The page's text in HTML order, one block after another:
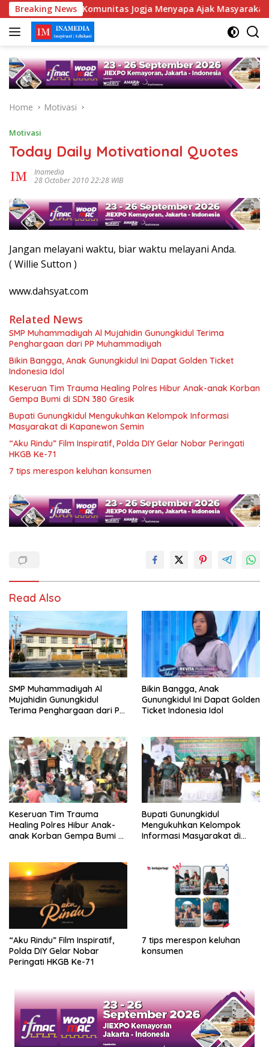
Skip
to
content
Breaking News
Hoaks, Komunitas Jogja Menyapa Ajak Masyarakat Lebih
Home Motivasi
Motivasi
Today Daily Motivational Quotes
Inamedia
28 October 2010 22:28 WIB
Jangan melayani waktu, biar waktu melayani Anda.
( Willie Sutton )
www.dahsyat.com
Related News
SMP Muhammadiyah Al Mujahidin Gunungkidul Terima
Penghargaan dari PP Muhammadiyah
Bikin Bangga, Anak Gunungkidul Ini Dapat Golden Ticket
Indonesia Idol
Keseruan Tim Trauma Healing Polres Hibur Anak-anak Korban
Gempa Bumi di SDN 380 Gresik
Bupati Gunungkidul Mengukuhkan Kelompok Informasi
Masyarakat di Kapanewon Semin
“Aku Rindu” Film Inspiratif, Polda DIY Gelar Nobar Peringati
HKGB Ke-71
7 tips merespon keluhan konsumen
Read Also
SMP Muhammadiyah Al
Mujahidin Gunungkidul
Terima Penghargaan dari PP
Bikin Bangga, Anak
Gunungkidul Ini Dapat Golden
Ticket Indonesia Idol
Keseruan Tim Trauma
Healing Polres Hibur Anak-
anak Korban Gempa Bumi di
Bupati Gunungkidul
Mengukuhkan Kelompok
Informasi Masyarakat di
“Aku Rindu” Film Inspiratif,
Polda DIY Gelar Nobar
Peringati HKGB Ke-71
7 tips merespon keluhan
konsumen